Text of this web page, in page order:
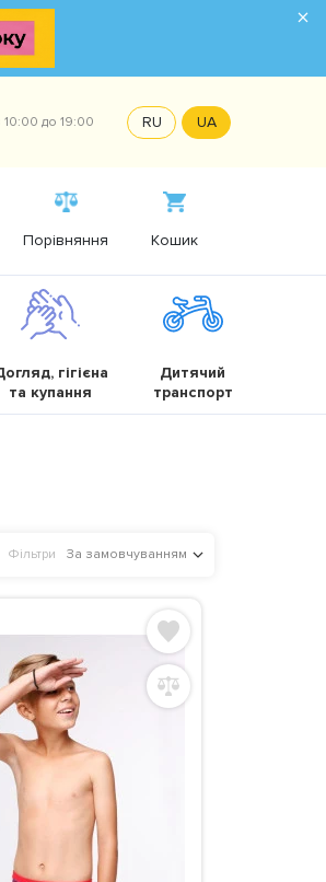
×
до 19:00 RU UA
Порівняння Кошик
гігієна
та купання
Дитячий
транспорт
Фільтри За замовчуванням